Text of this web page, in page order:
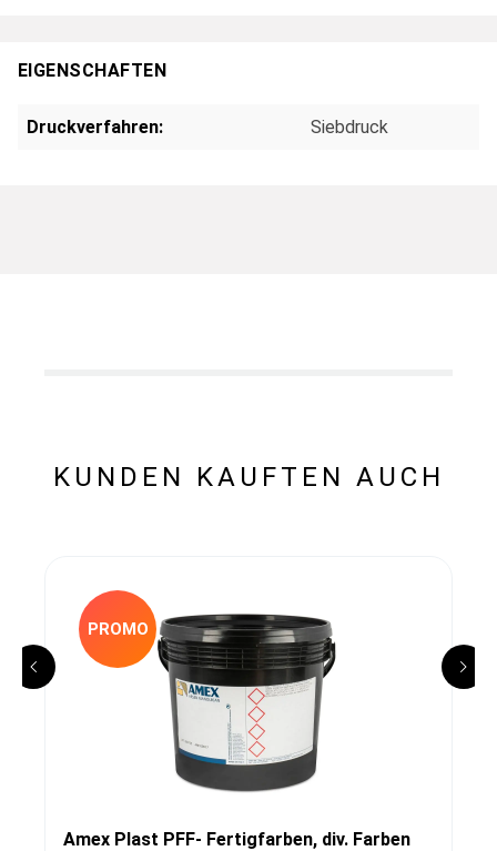
EIGENSCHAFTEN
Druckverfahren: Siebdruck
KUNDEN KAUFTEN AUCH
PROMO
Amex Plast PFF- Fertigfarben, div. Farben